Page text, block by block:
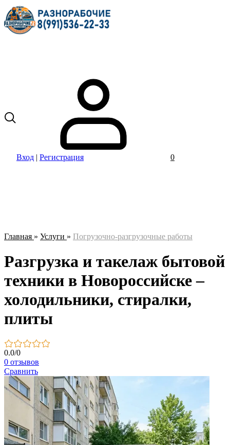
Вход | Регистрация 0
Главная » Услуги » Погрузочно-разгрузочные работы
Разгрузка и такелаж бытовой
техники в Новороссийске –
холодильники, стиралки,
плиты
0.0/0
0 отзывов
Сравнить